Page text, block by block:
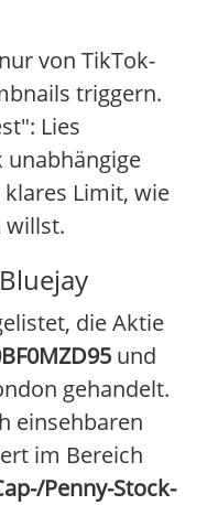
von TikTok-
triggern.
Lies
unabhängige
Limit, wie
willst.
die Aktie
und
gehandelt.
einsehbaren
im Bereich
Penny-Stock-